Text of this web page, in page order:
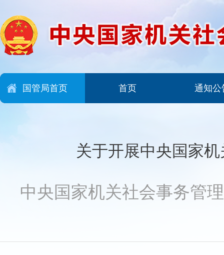
国管局首页 首页 通知公
关于开展中央国家
中央国家机关社会事务